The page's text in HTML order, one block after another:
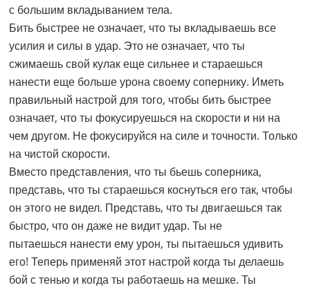
с большим вкладыванием тела.
Бить быстрее не означает, что ты вкладываешь все
усилия и силы в удар. Это не означает, что ты
сжимаешь свой кулак еще сильнее и стараешься
нанести еще больше урона своему сопернику. Иметь
правильный настрой для того, чтобы бить быстрее
означает, что ты фокусируешься на скорости и ни на
чем другом. Не фокусируйся на силе и точности. Только
на чистой скорости.
Вместо представления, что ты бьешь соперника,
представь, что ты стараешься коснуться его так, чтобы
он этого не видел. Представь, что ты двигаешься так
быстро, что он даже не видит удар. Ты не
пытаешься нанести ему урон, ты пытаешься удивить
его! Теперь применяй этот настрой когда ты делаешь
бой с тенью и когда ты работаешь на мешке. Ты